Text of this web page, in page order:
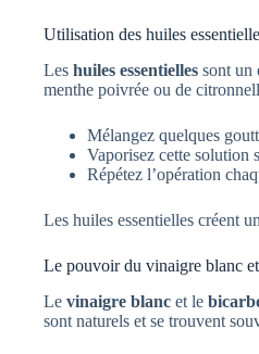
Utilisation des huiles
Les huiles essentielles sont un
menthe poivrée ou de
Mélangez quelques
Vaporisez cette solution
Répétez l’opération
Les huiles essentielles créent
Le pouvoir du vinaigre blanc
Le vinaigre blanc et le
sont naturels et se trouvent